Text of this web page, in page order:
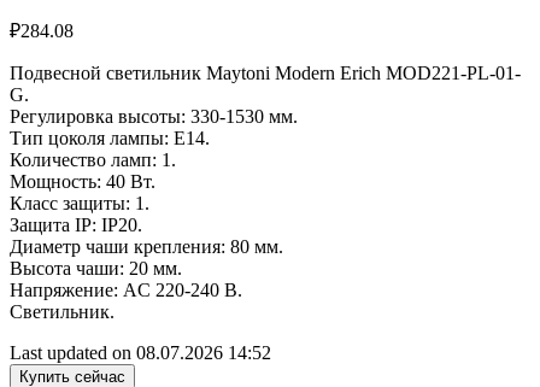
₽284.08
Подвесной светильник Maytoni Modern Erich MOD221-PL-01-
G.
Регулировка высоты: 330-1530 мм.
Тип цоколя лампы: E14.
Количество ламп: 1.
Мощность: 40 Вт.
Класс защиты: 1.
Защита IP: IP20.
Диаметр чаши крепления: 80 мм.
Высота чаши: 20 мм.
Напряжение: AC 220-240 В.
Светильник.
Last updated on 08.07.2026 14:52
Купить сейчас